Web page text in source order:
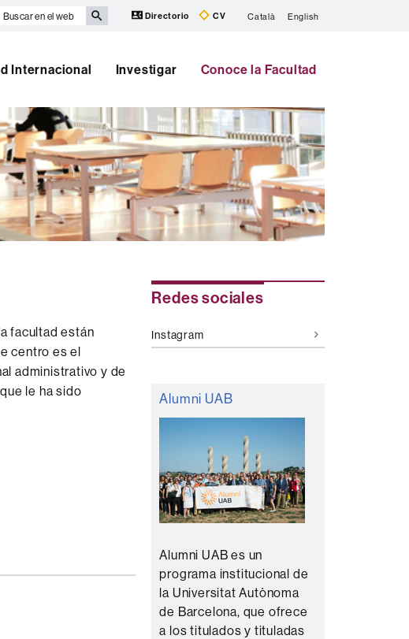
Buscar
web
Directorio CV Català English
Internacional Investigar Conoce la Facultad
facultad están
centro es el
administrativo y de
le ha sido
Información
Redes sociales
Instagram
Alumni UAB
Alumni UAB es un
programa institucional de
la Universitat Autònoma
de Barcelona, que ofrece
a los titulados y tituladas